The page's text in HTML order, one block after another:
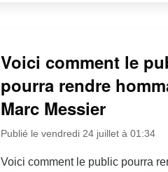
Voici comment le
pourra rendre
Marc Messier
Publié le vendredi 24 juillet à 01:34
Voici comment le public pourra